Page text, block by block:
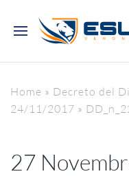
Home » Decreto del
24/11/2017 »
27